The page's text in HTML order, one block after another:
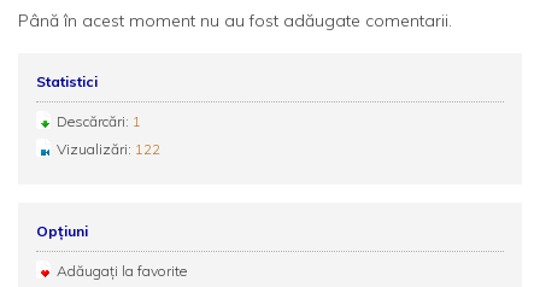
Până în acest moment nu au fost adăugate comentarii.
Statistici
Descărcări: 1
Vizualizări: 122
Opțiuni
Adăugați la favorite